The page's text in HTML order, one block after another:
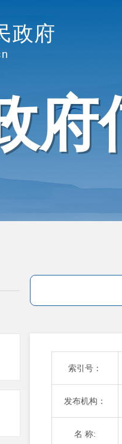
政府
府
索引号：
发布机构：
名 称: